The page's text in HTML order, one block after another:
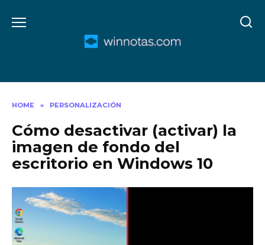
HOME » PERSONALIZACIÓN
Cómo desactivar (activar) la
imagen de fondo del
escritorio en Windows 10